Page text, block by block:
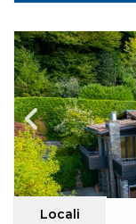
Locali